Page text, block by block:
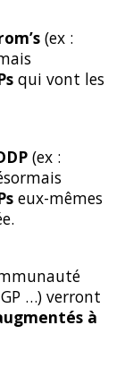
(ex :
qui vont les
(ex :
eux-mêmes
GP …) verront
à